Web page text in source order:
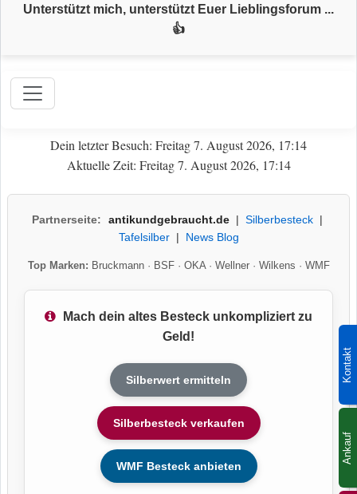
Kontakt
Ankauf
Unterstützt mich, unterstützt Euer Lieblingsforum ...
👍
Dein letzter Besuch: Freitag 7. August 2026, 17:14
Aktuelle Zeit: Freitag 7. August 2026, 17:14
Partnerseite: antikundgebraucht.de| Silberbesteck|
Tafelsilber| News Blog
Top Marken: Bruckmann· BSF· OKA· Wellner· Wilkens · WMF
Mach dein altes Besteck unkompliziert zu
Geld!
Silberwert ermitteln
Silberbesteck verkaufen
WMF Besteck anbieten